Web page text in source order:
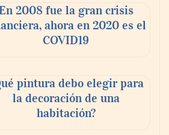
Escobar
2008 fue la gran crisis
ahora en 2020 es el
COVID19
pintura debo elegir para
la decoración de una
habitación?